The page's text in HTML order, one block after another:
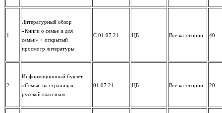
1.
Литературный обзор
«Книги о семье и для
семьи» + открытый
просмотр литературы
С 01.07.21 ЦБ Все категории 40
2.
Информационный буклет
«Семья на страницах
русской классики»
01.07.21 ЦБ Все категории 20